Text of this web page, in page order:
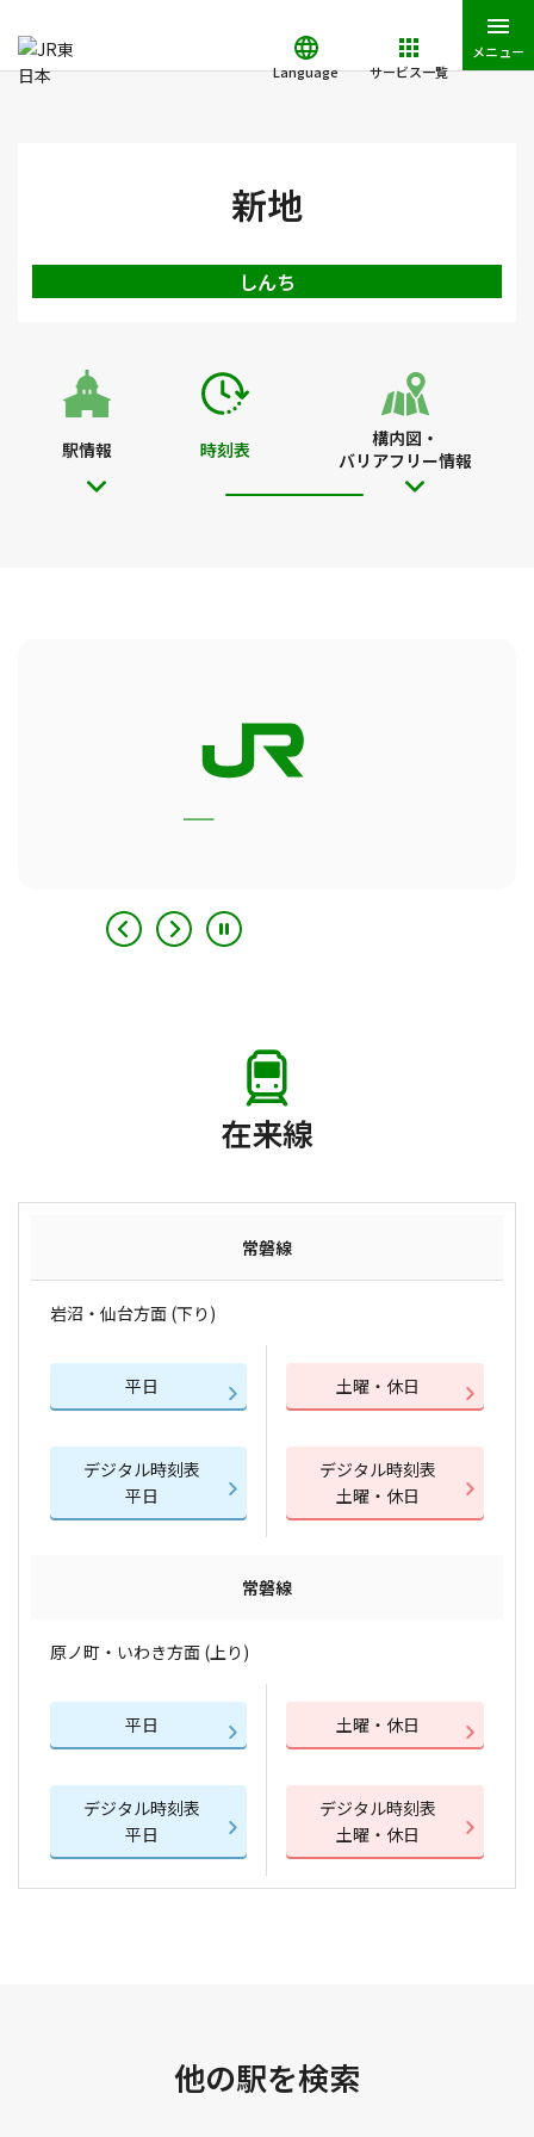
Language サービス一覧
メニュー
新地
しんち
駅情報 時刻表
構内図・
バリアフリー情報
在来線
常磐線
岩沼・仙台方面 (下り)
平日 土曜・休日
デジタル時刻表
平日
デジタル時刻表
土曜・休日
常磐線
原ノ町・いわき方面 (上り)
平日 土曜・休日
デジタル時刻表
平日
デジタル時刻表
土曜・休日
他の駅を検索